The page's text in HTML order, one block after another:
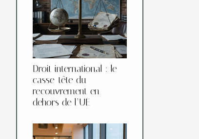
Droit international : le
casse-tête du
recouvrement en
dehors de l’UE